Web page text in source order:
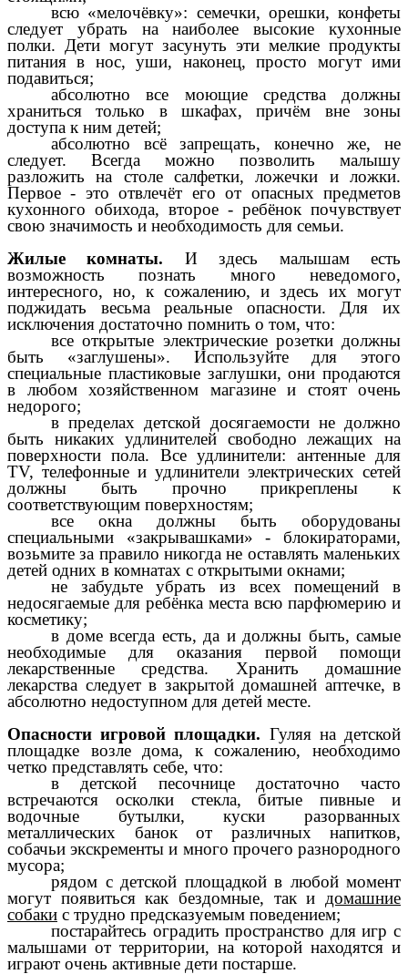
всю «мелочёвку»: семечки, орешки, конфеты
следует убрать на наиболее высокие кухонные
полки. Дети могут засунуть эти мелкие продукты
питания в нос, уши, наконец, просто могут ими
подавиться;
абсолютно все моющие средства должны
храниться только в шкафах, причём вне зоны
доступа к ним детей;
абсолютно всё запрещать, конечно же, не
следует. Всегда можно позволить малышу
разложить на столе салфетки, ложечки и ложки.
Первое - это отвлечёт его от опасных предметов
кухонного обихода, второе - ребёнок почувствует
свою значимость и необходимость для семьи.
Жилые комнаты. И здесь малышам есть
возможность познать много неведомого,
интересного, но, к сожалению, и здесь их могут
поджидать весьма реальные опасности. Для их
исключения достаточно помнить о том, что:
все открытые электрические розетки должны
быть «заглушены». Используйте для этого
специальные пластиковые заглушки, они продаются
в любом хозяйственном магазине и стоят очень
недорого;
в пределах детской досягаемости не должно
быть никаких удлинителей свободно лежащих на
поверхности пола. Все удлинители: антенные для
TV, телефонные и удлинители электрических сетей
должны быть прочно прикреплены к
соответствующим поверхностям;
все окна должны быть оборудованы
специальными «закрывашками» - блокираторами,
возьмите за правило никогда не оставлять маленьких
детей одних в комнатах с открытыми окнами;
не забудьте убрать из всех помещений в
недосягаемые для ребёнка места всю парфюмерию и
косметику;
в доме всегда есть, да и должны быть, самые
необходимые для оказания первой помощи
лекарственные средства. Хранить домашние
лекарства следует в закрытой домашней аптечке, в
абсолютно недоступном для детей месте.
Опасности игровой площадки. Гуляя на детской
площадке возле дома, к сожалению, необходимо
четко представлять себе, что:
в детской песочнице достаточно часто
встречаются осколки стекла, битые пивные и
водочные бутылки, куски разорванных
металлических банок от различных напитков,
собачьи экскременты и много прочего разнородного
мусора;
рядом с детской площадкой в любой момент
могут появиться как бездомные, так и домашние
собаки с трудно предсказуемым поведением;
постарайтесь оградить пространство для игр с
малышами от территории, на которой находятся и
играют очень активные дети постарше.